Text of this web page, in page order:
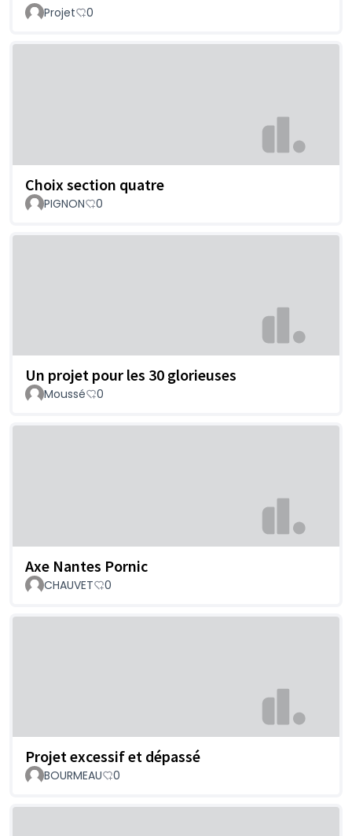
Projet 0
Choix section quatre
PIGNON 0
Un projet pour les 30 glorieuses
Moussé 0
Axe Nantes Pornic
CHAUVET 0
Projet excessif et dépassé
BOURMEAU 0